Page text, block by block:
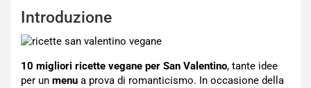
Introduzione
10 migliori ricette vegane per San Valentino, tante idee
per un menu a prova di romanticismo. In occasione della